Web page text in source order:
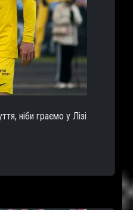
ніби граємо у Лізі